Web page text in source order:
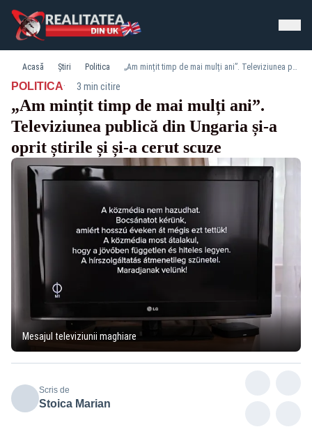
Acasă Știri Politica „Am mințit timp de mai mulți ani”. Televiziunea publică din Ungaria și-a oprit știrile și și-a cerut scuze
POLITICA· 3 min citire
„Am mințit timp de mai mulți ani”.
Televiziunea publică din Ungaria și-a
oprit știrile și și-a cerut scuze
Mesajul televiziunii maghiare
Scris de
Stoica Marian